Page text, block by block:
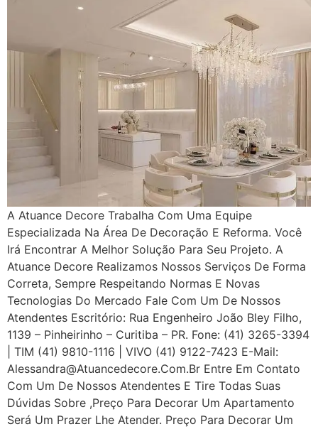
A Atuance Decore Trabalha Com Uma Equipe
Especializada Na Área De Decoração E Reforma. Você
Irá Encontrar A Melhor Solução Para Seu Projeto. A
Atuance Decore Realizamos Nossos Serviços De Forma
Correta, Sempre Respeitando Normas E Novas
Tecnologias Do Mercado Fale Com Um De Nossos
Atendentes Escritório: Rua Engenheiro João Bley Filho,
1139 – Pinheirinho – Curitiba – PR. Fone: (41) 3265-3394
| TIM (41) 9810-1116 | VIVO (41) 9122-7423 E-Mail:
Alessandra@atuancedecore.com.br Entre Em Contato
Com Um De Nossos Atendentes E Tire Todas Suas
Dúvidas Sobre ,Preço Para Decorar Um Apartamento
Será Um Prazer Lhe Atender. Preço Para Decorar Um